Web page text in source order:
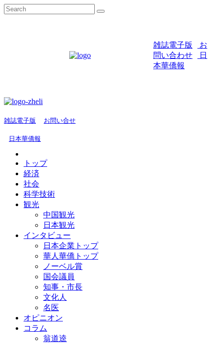
雑誌電子版
お
問い合わせ
日
本華僑報
雑誌電子版 お問い合せ
日本華僑報
トップ
経済
社会
科学技術
観光
中国観光
日本観光
インタビュー
日本企業トップ
華人華僑トップ
ノーベル賞
国会議員
知事・市長
文化人
名医
オピニオン
コラム
翁道逵